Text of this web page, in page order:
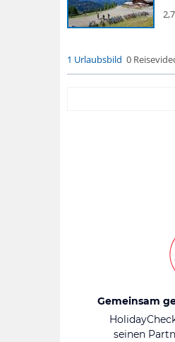
1 Urlaubsbild 0
Gemeinsam
seinen